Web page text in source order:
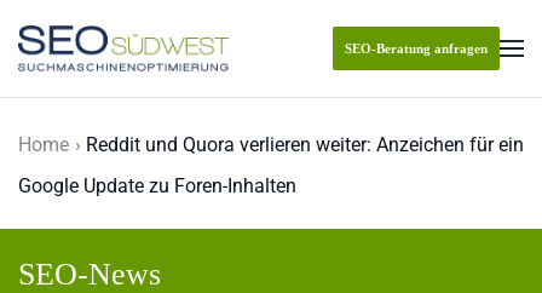
Skip to main content
SEO-Beratung anfragen
Home
Reddit und Quora verlieren weiter: Anzeichen für ein
Google Update zu Foren-Inhalten
SEO-News